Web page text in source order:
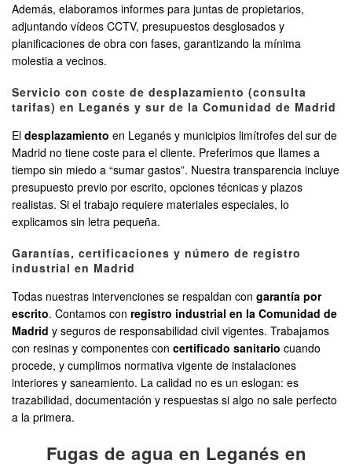
Además, elaboramos informes para juntas de propietarios,
adjuntando vídeos CCTV, presupuestos desglosados y
planificaciones de obra con fases, garantizando la mínima
molestia a vecinos.
Servicio con coste de desplazamiento (consulta
tarifas) en Leganés y sur de la Comunidad de Madrid
El desplazamiento en Leganés y municipios limítrofes del sur de
Madrid no tiene coste para el cliente. Preferimos que llames a
tiempo sin miedo a “sumar gastos”. Nuestra transparencia incluye
presupuesto previo por escrito, opciones técnicas y plazos
realistas. Si el trabajo requiere materiales especiales, lo
explicamos sin letra pequeña.
Garantías, certificaciones y número de registro
industrial en Madrid
Todas nuestras intervenciones se respaldan con garantía por
escrito. Contamos con registro industrial en la Comunidad de
Madrid y seguros de responsabilidad civil vigentes. Trabajamos
con resinas y componentes con certificado sanitario cuando
procede, y cumplimos normativa vigente de instalaciones
interiores y saneamiento. La calidad no es un eslogan: es
trazabilidad, documentación y respuestas si algo no sale perfecto
a la primera.
Fugas de agua en Leganés en